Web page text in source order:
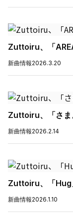
Zuttoiru、「
新曲情報2026.3.20
Zuttoiru、「さま
新曲情報2026.2.14
Zuttoiru、「Hug
新曲情報2026.1.10